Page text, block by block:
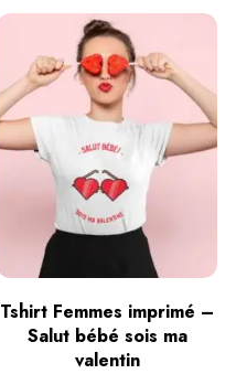
Tshirt Femmes imprimé –
Salut bébé sois ma
valentin